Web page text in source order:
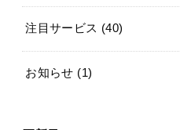
注目サービス (40)
お知らせ (1)